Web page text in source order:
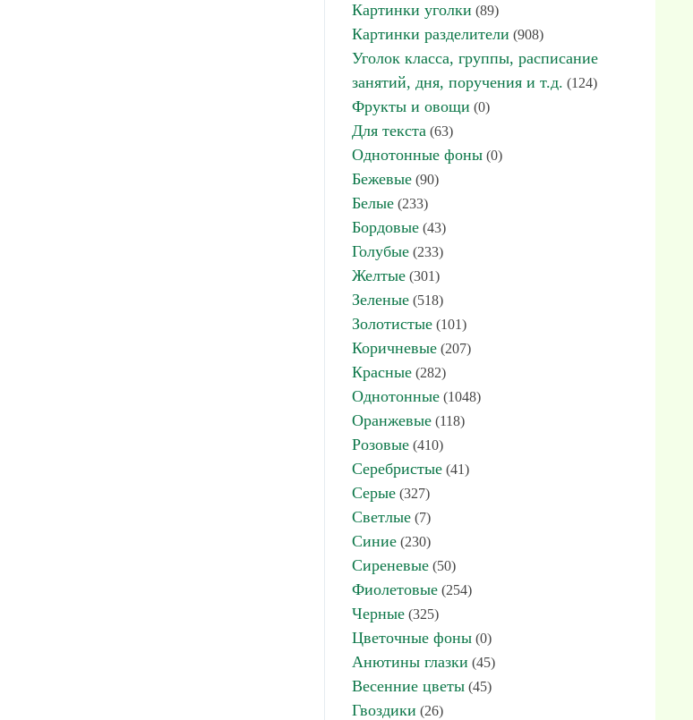
Картинки уголки (89)
Картинки разделители (908)
Уголок класса, группы, расписание
занятий, дня, поручения и т.д. (124)
Фрукты и овощи (0)
Для текста (63)
Однотонные фоны (0)
Бежевые (90)
Белые (233)
Бордовые (43)
Голубые (233)
Желтые (301)
Зеленые (518)
Золотистые (101)
Коричневые (207)
Красные (282)
Однотонные (1048)
Оранжевые (118)
Розовые (410)
Серебристые (41)
Серые (327)
Светлые (7)
Синие (230)
Сиреневые (50)
Фиолетовые (254)
Черные (325)
Цветочные фоны (0)
Анютины глазки (45)
Весенние цветы (45)
Гвоздики (26)